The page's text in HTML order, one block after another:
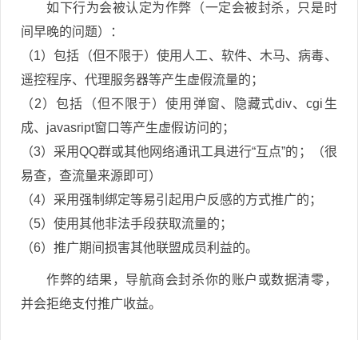
如下行为会被认定为作弊（一定会被封杀，只是时
间早晚的问题）：
（1）包括（但不限于）使用人工、软件、木马、病毒、
遥控程序、代理服务器等产生虚假流量的；
（2）包括（但不限于）使用弹窗、隐藏式div、cgi生
成、javasript窗口等产生虚假访问的；
（3）采用QQ群或其他网络通讯工具进行“互点”的；（很
易查，查流量来源即可）
（4）采用强制绑定等易引起用户反感的方式推广的；
（5）使用其他非法手段获取流量的；
（6）推广期间损害其他联盟成员利益的。
作弊的结果，导航商会封杀你的账户或数据清零，
并会拒绝支付推广收益。